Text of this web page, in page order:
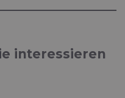
interessieren